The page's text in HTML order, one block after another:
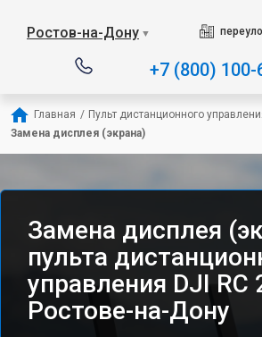
Ростов-на-Дону ▼
+7 (800) 100-
Главная / Пульт дистанционного
Замена дисплея (экрана)
Замена дисплея
пульта
управления DJI RC
Ростове-на-Дону